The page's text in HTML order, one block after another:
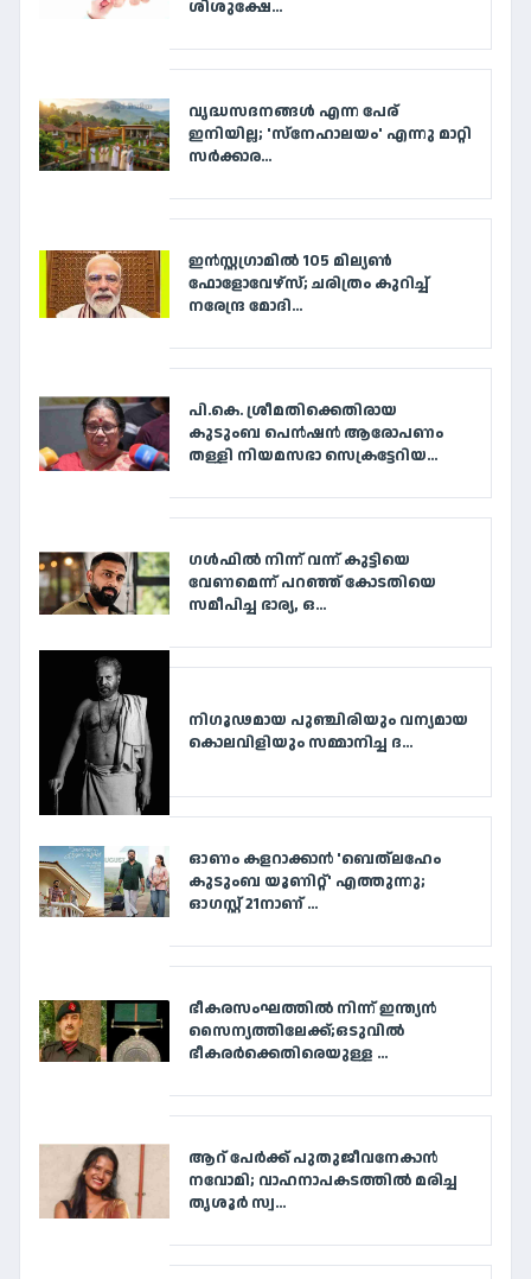
ശിശുക്ഷേ...
വൃദ്ധസദനങ്ങള്‍ എന്ന പേര്
ഇനിയില്ല; 'സ്‌നേഹാലയം' എന്നു മാറ്റി
സര്‍ക്കാര...
ഇൻസ്റ്റഗ്രാമിൽ 105 മില്യൺ
ഫോളോവേഴ്‌സ്; ചരിത്രം കുറിച്ച്
നരേന്ദ്ര മോദി...
പി.കെ. ശ്രീമതിക്കെതിരായ
കുടുംബ പെൻഷൻ ആരോപണം
തള്ളി നിയമസഭാ സെക്രട്ടേറിയ...
ഗൾഫിൽ നിന്ന് വന്ന് കുട്ടിയെ
വേണമെന്ന് പറഞ്ഞ് കോടതിയെ
സമീപിച്ച ഭാര്യ, ഒ...
നി​ഗൂ​ഢ​മാ​യ പു​ഞ്ചി​രി​യും വ​ന്യ​മാ​യ
കൊ​ല​വി​ളി​യും സ​മ്മാ​നി​ച്ച ദ...
ഓണം കളറാക്കാൻ 'ബെത്‌ലഹേം
കുടുംബ യൂണിറ്റ്' എത്തുന്നു;
ഓഗസ്റ്റ് 21നാണ് ...
ഭീകരസംഘത്തിൽ നിന്ന് ഇന്ത്യൻ
സൈന്യത്തിലേക്ക്;ഒടുവിൽ
ഭീകരർക്കെതിരെയുള്ള ...
ആറ് പേര്‍ക്ക് പുതുജീവനേകാന്‍
നവോമി; വാഹനാപകടത്തില്‍ മരിച്ച
തൃശൂര്‍ സ്വ...